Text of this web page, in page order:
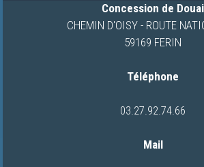
CARAVANES
Concession de Douai
CHEMIN D'OISY - ROUTE
59169 FERIN
Téléphone
03.27.92.74.66
Mail